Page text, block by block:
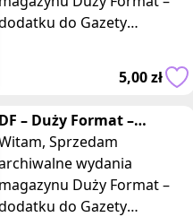
do Gazety
magazyn
5,00 zł
– Duży Format –
Gazety
z roku 2006
Sprzedam
wydania
Duży Format –
do Gazety